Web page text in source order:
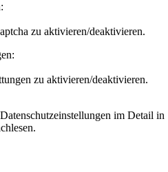
zu aktivieren/deaktivieren.
zu aktivieren/deaktivieren.
im Detail in